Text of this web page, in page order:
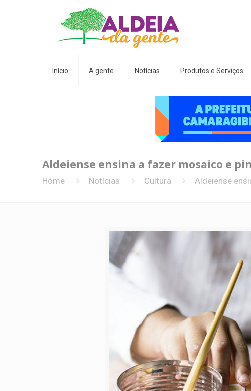
Início A gente Notícias Produtos e Serviços
Aldeiense ensina a fazer mosaico e
Home Notícias Cultura Aldeiense